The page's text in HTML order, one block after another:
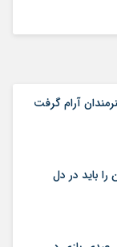
آرام گرفت
باید در دل